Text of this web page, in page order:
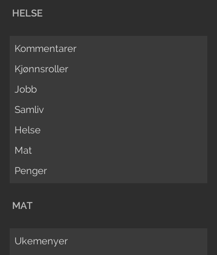
HELSE
Kommentarer
Kjønnsroller
Jobb
Samliv
Helse
Mat
Penger
MAT
Ukemenyer